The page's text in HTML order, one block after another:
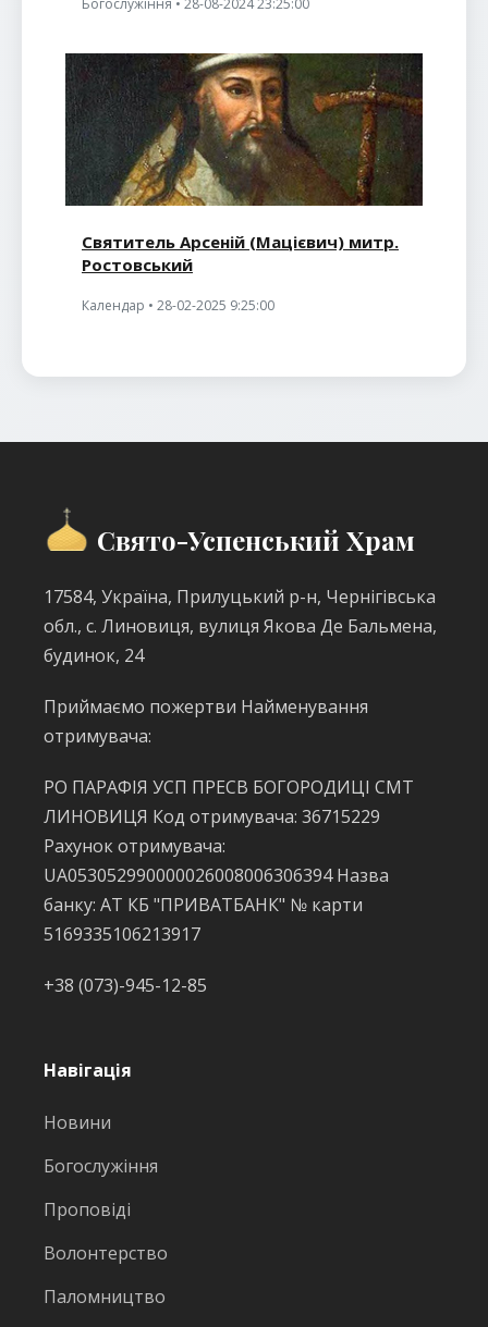
Богослужіння • 28-08-2024 23:25:00
Святитель Арсеній (Мацієвич) митр.
Ростовський
Календар • 28-02-2025 9:25:00
Свято-Успенський Храм
17584, Україна, Прилуцький р-н, Чернігівська
обл., с. Линовиця, вулиця Якова Де Бальмена,
будинок, 24
Приймаємо пожертви Найменування
отримувача:
РО ПАРАФІЯ УСП ПРЕСВ БОГОРОДИЦІ СМТ
ЛИНОВИЦЯ Код отримувача: 36715229
Рахунок отримувача:
UA053052990000026008006306394 Назва
банку: АТ КБ "ПРИВАТБАНК" № карти
5169335106213917
+38 (073)-945-12-85
Навігація
Новини
Богослужіння
Проповіді
Волонтерство
Паломництво